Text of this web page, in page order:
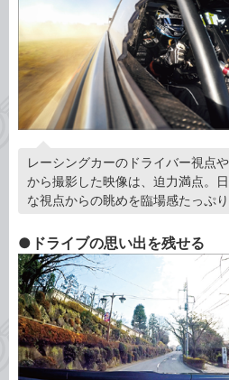
レーシングカーのドライバー視点
から撮影した映像は、迫力満点。
な視点からの眺めを臨場感たっぷ
●ドライブの思い出を残せる